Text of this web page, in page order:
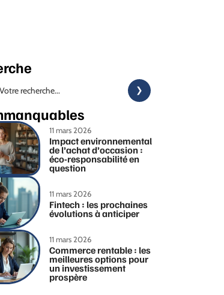
11 mars 2026
Impact environnemental
de l’achat d’occasion :
éco-responsabilité en
question
11 mars 2026
Fintech : les prochaines
évolutions à anticiper
11 mars 2026
Commerce rentable : les
meilleures options pour
un investissement
prospère